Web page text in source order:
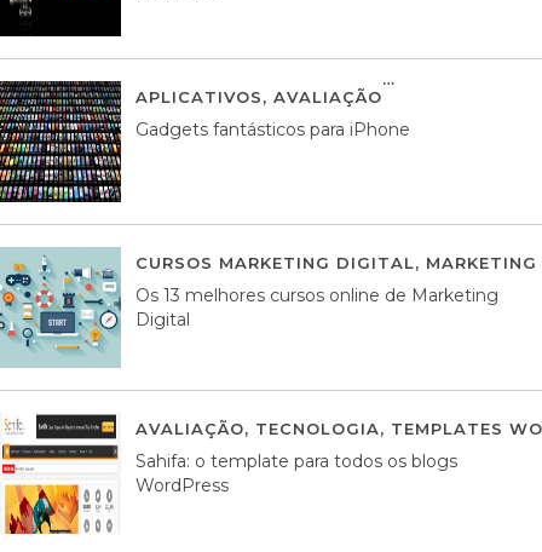
APLICATIVOS, AVALIAÇÃO
Gadgets fantásticos para iPhone
CURSOS MARKETING DIGITAL,
Os 13 melhores cursos online de Marketing
Digital
AVALIAÇÃO, TECNOLOGIA, TEMPLATES
Sahifa: o template para todos os blogs
WordPress